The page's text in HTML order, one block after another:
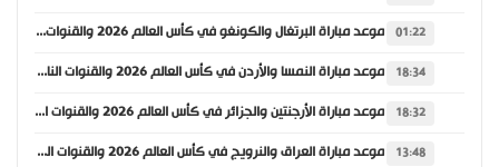
01:22 موعد مباراة البرتغال والكونغو في كأس العالم 2026 والقنوات الناقلة
18:34 موعد مباراة النمسا والأردن في كأس العالم 2026 والقنوات الناقلة
18:32 موعد مباراة الأرجنتين والجزائر في كأس العالم 2026 والقنوات الناقلة
13:48 موعد مباراة العراق والنرويج في كأس العالم 2026 والقنوات الناقلة